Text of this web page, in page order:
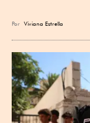
Por Viviana Estrella